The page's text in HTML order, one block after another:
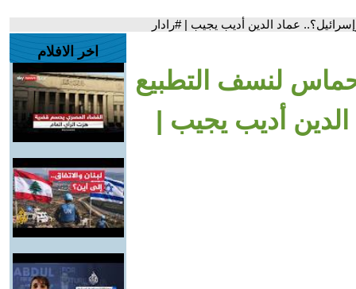
عماد الدين أديب يجيب | #رادار
لنسف التطبيع
أديب يجيب |
اخر الافلام